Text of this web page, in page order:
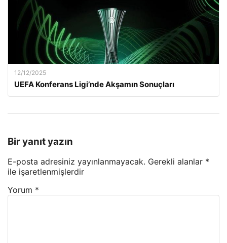
12/12/2025
UEFA Konferans Ligi’nde Akşamın Sonuçları
Bir yanıt yazın
E-posta adresiniz yayınlanmayacak. Gerekli alanlar *
ile işaretlenmişlerdir
Yorum *